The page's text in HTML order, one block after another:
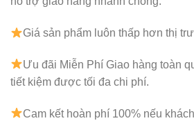
Giá sản phẩm luôn thấp hơn thị
Ưu đãi Miễn Phí Giao hàng toàn
tiết kiệm được tối đa chi phí.
Cam kết hoàn phí 100% nếu